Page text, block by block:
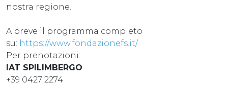
nostra regione.
A breve il programma completo
su: https://www.fondazionefs.it/
Per prenotazioni:
IAT SPILIMBERGO
+39 0427 2274